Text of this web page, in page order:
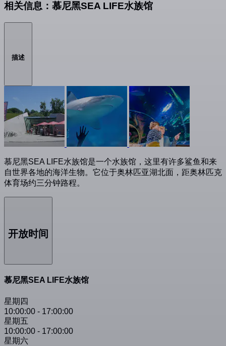
相关信息：慕尼黑SEA LIFE水族馆
描述
慕尼黑SEA LIFE水族馆是一个水族馆，这里有许多鲨鱼和来
自世界各地的海洋生物。它位于奥林匹亚湖北面，距奥林匹克
体育场约三分钟路程。
开放时间
慕尼黑SEA LIFE水族馆
星期四
10:00:00 - 17:00:00
星期五
10:00:00 - 17:00:00
星期六